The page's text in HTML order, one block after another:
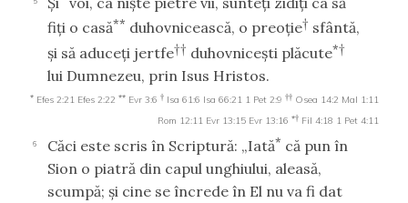
fiţi o casă** duhovnicească, o preoţie† sfântă,
şi să aduceţi jertfe†† duhovniceşti plăcute*†
lui Dumnezeu, prin Isus Hristos.
* Efes 2:21 Efes 2:22 ** Evr 3:6 † Isa 61:6 Isa 66:21 1 Pet 2:9 †† Osea 14:2 Mal 1:11
Rom 12:11 Evr 13:15 Evr 13:16 *† Fil 4:18 1 Pet 4:11
6 Căci este scris în Scriptură: „Iată* că pun în
Sion o piatră din capul unghiului, aleasă,
scumpă; şi cine se încrede în El nu va fi dat